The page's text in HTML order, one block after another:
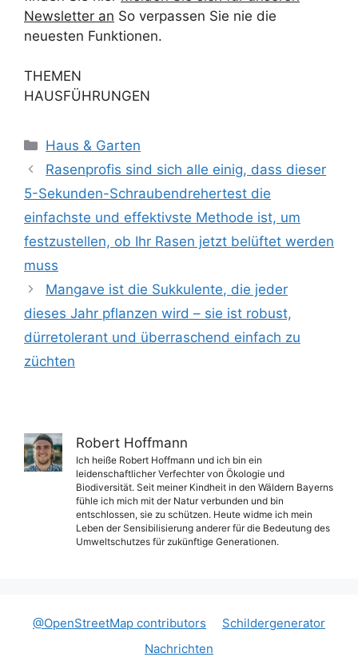
Newsletter an So verpassen Sie nie die
neuesten Funktionen.
THEMEN
HAUSFÜHRUNGEN
Kategorien
Haus & Garten
Rasenprofis sind sich alle einig, dass dieser
5-Sekunden-Schraubendrehertest die
einfachste und effektivste Methode ist, um
festzustellen, ob Ihr Rasen jetzt belüftet werden
muss
Mangave ist die Sukkulente, die jeder
dieses Jahr pflanzen wird – sie ist robust,
dürretolerant und überraschend einfach zu
züchten
Robert Hoffmann
Ich heiße Robert Hoffmann und ich bin ein
leidenschaftlicher Verfechter von Ökologie und
Biodiversität. Seit meiner Kindheit in den Wäldern Bayerns
fühle ich mich mit der Natur verbunden und bin
entschlossen, sie zu schützen. Heute widme ich mein
Leben der Sensibilisierung anderer für die Bedeutung des
Umweltschutzes für zukünftige Generationen.
@OpenStreetMap contributors
Schildergenerator
Nachrichten